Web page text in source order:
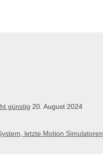
günstig 20. August 2024
letzte Motion Simulatoren